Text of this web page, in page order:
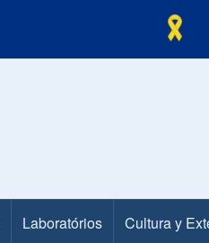
Laboratórios Cultura y